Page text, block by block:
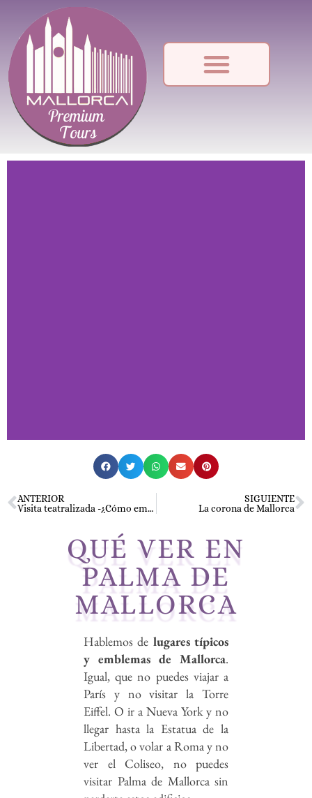
Qué visitar
en Palma
Algunos de los
monumentos más
emblemáticos de Palma de
Volver al Blog
ANTERIOR
Visita teatralizada -¿Cómo empezó todo?
SIGUIENTE
La corona de Mallorca
QUÉ VER EN
PALMA DE
MALLORCA
Hablemos de lugares típicos
y emblemas de Mallorca.
Igual, que no puedes viajar a
París y no visitar la Torre
Eiffel. O ir a Nueva York y no
llegar hasta la Estatua de la
Libertad, o volar a Roma y no
ver el Coliseo, no puedes
visitar Palma de Mallorca sin